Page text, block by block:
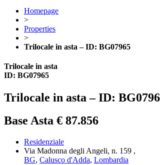
Homepage
>
Properties
>
Trilocale in asta – ID: BG07965
Trilocale in asta
ID: BG07965
Trilocale in asta – ID:
Base Asta € 87.856
Residenziale
Via Madonna degli Angeli, n. 159 ,
BG, Calusco d'Adda, Lombardia